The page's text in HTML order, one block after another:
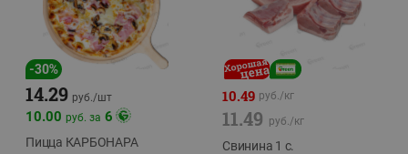
-30%
14.29 руб./шт
10.00 руб. за 6
Пицца КАРБОНАРА
10.49 руб./кг
11.49 руб./кг
Свинина 1 с.